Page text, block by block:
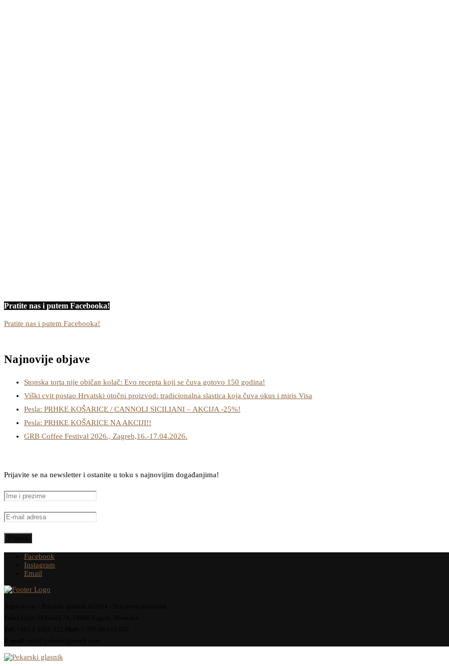
Pratite nas i putem Facebooka!
Pratite nas i putem Facebooka!
Najnovije objave
Stonska torta nije običan kolač: Evo recepta koji se čuva gotovo 150 godina!
Viški cvit postao Hrvatski otočni proizvod: tradicionalna slastica koja čuva okus i miris Visa
Pesla: PRHKE KOŠARICE / CANNOLI SICILIANI – AKCIJA -25%!
Pesla: PRHKE KOŠARICE NA AKCIJI!!
GRB Coffee Festival 2026., Zagreb,16.-17.04.2026.
Prijavite se na newsletter i ostanite u toku s najnovijim događanjima!
Facebook
Instagram
Email